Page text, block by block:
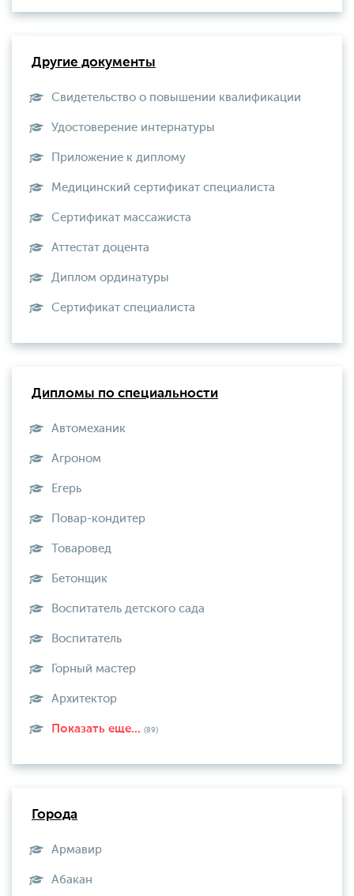
Другие документы
Свидетельство о повышении квалификации
Удостоверение интернатуры
Приложение к диплому
Медицинский сертификат специалиста
Сертификат массажиста
Аттестат доцента
Диплом ординатуры
Сертификат специалиста
Дипломы по специальности
Автомеханик
Агроном
Егерь
Повар-кондитер
Товаровед
Бетонщик
Воспитатель детского сада
Воспитатель
Горный мастер
Архитектор
Показать еще... (89)
Города
Армавир
Абакан